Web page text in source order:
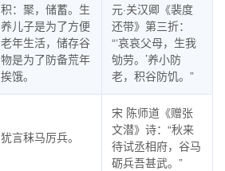
积：聚，储蓄。生
养儿子是为了方便
老年生活，储存谷
物是为了防备荒年
挨饿。
元·关汉卿《裴度
还带》第三折：
“‘哀哀父母，生我
劬劳。’养小防
老，积谷防饥。”
犹言秣马厉兵。
宋 陈师道《赠张
文潜》诗：“秋来
待试丞相府，谷马
砺兵吾甚武。”